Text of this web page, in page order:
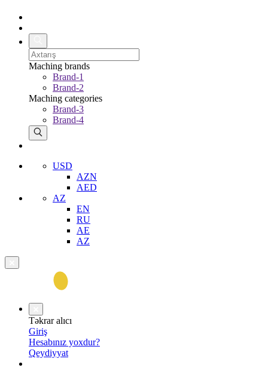
Maching brands
Brand-1
Brand-2
Maching categories
Brand-3
Brand-4
USD
AZN
AED
AZ
EN
RU
AE
AZ
Təkrar alıcı
Giriş
Hesabınız yoxdur?
Qeydiyyat